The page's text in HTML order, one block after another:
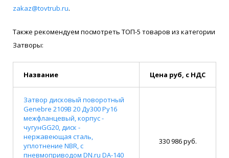
zakaz@tovtrub.ru.
Также рекомендуем посмотреть ТОП-5 товаров из категории
Затворы:
Название Цена руб, с НДС
Затвор дисковый поворотный
Genebre 2109В 20 Ду300 Ру16
межфланцевый, корпус -
чугунGG20, диск -
нержавеющая сталь,
уплотнение NBR, с
пневмоприводом DN.ru DA-140
330 986 руб.